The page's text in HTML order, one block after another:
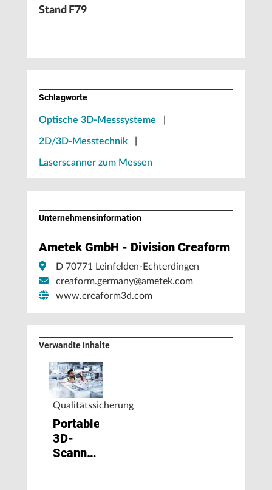
Stand F79
Schlagworte
Optische 3D-Messsysteme
2D/3D-Messtechnik
Laserscanner zum Messen
Unternehmens­information
Ametek GmbH - Division Creaform
D 70771 Leinfelden-Echterdingen
creaform.germany@ametek.com
www.creaform3d.com
Verwandte Inhalte
Qualitätssicherung
Portabler
3D-
Scanner